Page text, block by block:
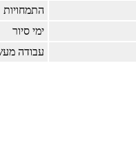
התמחויות
ימי סיור
עבודה